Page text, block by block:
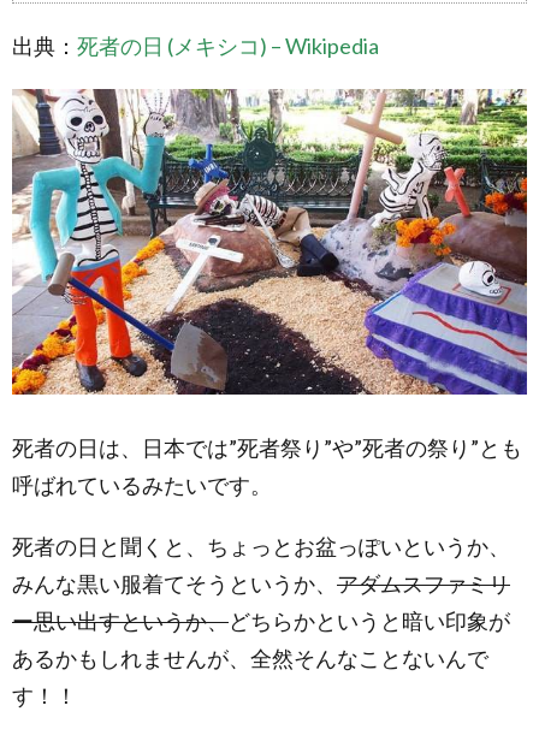
死者
にメ
キシ
コに
行っ
たら
フェ
イス
ペイ
ンテ
ィン
グ
(ガ
イコ
ツメ
に挑
よ
2.5.0.1.
見本の写
真を持っ
最後
出典： 死者の日 (メキシコ) – Wikipedia
死者の日は、日本では”死者祭り”や”死者の祭り”とも
呼ばれているみたいです。
死者の日と聞くと、ちょっとお盆っぽいというか、
みんな黒い服着てそうというか、 アダムスファミリ
ー思い出すというか、どちらかというと暗い印象が
あるかもしれませんが、全然そんなことないんで
す！！